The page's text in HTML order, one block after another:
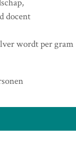
docent
wordt per gram